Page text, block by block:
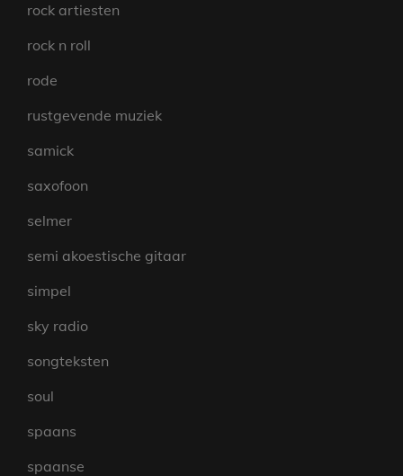
rock artiesten
rock n roll
rode
rustgevende muziek
samick
saxofoon
selmer
semi akoestische gitaar
simpel
sky radio
songteksten
soul
spaans
spaanse